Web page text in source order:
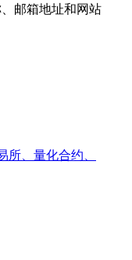
邮箱地址和网站
、量化合约、